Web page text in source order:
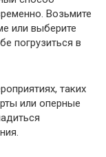
Возьмите
или выберите
погрузиться в
таких
или оперные